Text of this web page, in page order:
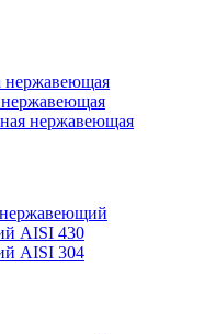
нержавеющая
нержавеющая
нержавеющая
AISI 430
AISI 304